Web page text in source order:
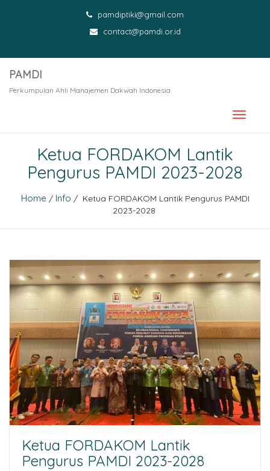
pamdiptiki@gmail.com
contact@pamdi.or.id
PAMDI
Perkumpulan Ahli Manajemen Dakwah Indonesia
Ketua FORDAKOM Lantik
Pengurus PAMDI 2023-2028
Home / Info / Ketua FORDAKOM Lantik Pengurus PAMDI
2023-2028
Ketua FORDAKOM Lantik
Pengurus PAMDI 2023-2028